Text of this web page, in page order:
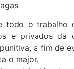
todo o
e privados da
a fim de
o major.